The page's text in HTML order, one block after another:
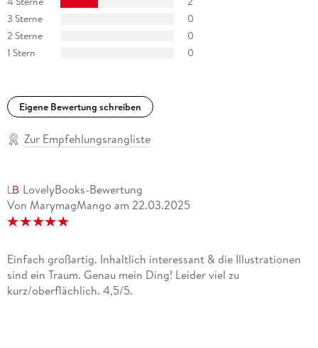
Die Texte von Jakob Hein sollten eigentlich nur eine Art
Backgroundgesang fürKat Menschiks farbenfrohe
Zeichnungen sein - doch der Psychiater verbindet
Das Magazin
Berauschendes Lesevergnügen. Der Pflanzenfreund
3 Sterne
0
2 Sterne
0
1 Stern
0
Eigene Bewertung schreiben
Zur Empfehlungsrangliste
LovelyBooks-Bewertung
Von MarymagMango am 22.03.2025
Einfach großartig. Inhaltlich interessant & die Illustrationen
sind ein Traum. Genau mein Ding! Leider viel zu
kurz/oberflächlich. 4,5/5.